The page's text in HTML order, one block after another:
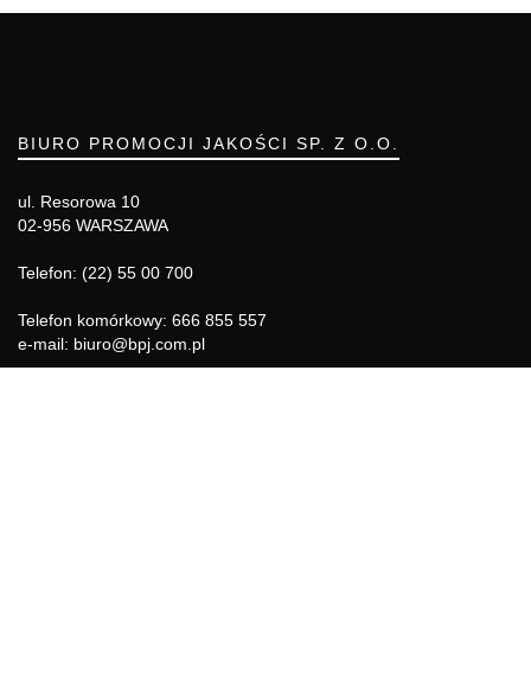
BIURO PROMOCJI JAKOŚCI SP. Z O.O.
ul. Resorowa 10
02-956 WARSZAWA
Telefon: (22) 55 00 700
Telefon komórkowy: 666 855 557
e-mail: biuro@bpj.com.pl